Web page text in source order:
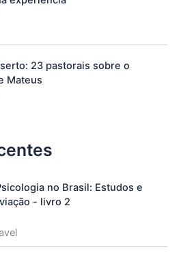
23 pastorais sobre o
Mateus
no Brasil: Estudos e
- livro 2